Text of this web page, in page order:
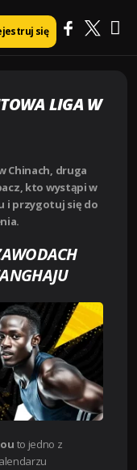
się
2025
LIGA W
Chinach, druga
kto wystąpi w
i przygotuj się do
to jedno z